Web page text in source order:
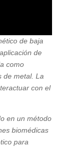
de baja
de
como
de metal. La
con el
en un método
biomédicas
para